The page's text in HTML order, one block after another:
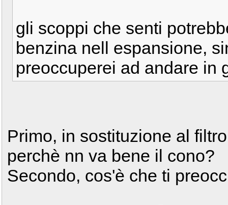
gli scoppi che senti
benzina nell espansione,
preoccuperei ad andare in
Primo, in sostituzione al
perchè nn va bene il cono?
Secondo, cos'è che ti